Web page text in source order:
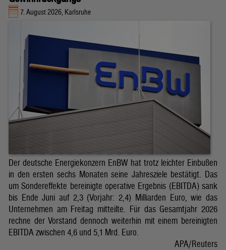
7. August 2026, Karlsruhe
Der deutsche Energiekonzern EnBW hat trotz leichter Einbußen
in den ersten sechs Monaten seine Jahresziele bestätigt. Das
um Sondereffekte bereinigte operative Ergebnis (EBITDA) sank
bis Ende Juni auf 2,3 (Vorjahr: 2,4) Milliarden Euro, wie das
Unternehmen am Freitag mitteilte. Für das Gesamtjahr 2026
rechne der Vorstand dennoch weiterhin mit einem bereinigten
EBITDA zwischen 4,6 und 5,1 Mrd. Euro.
APA/Reuters